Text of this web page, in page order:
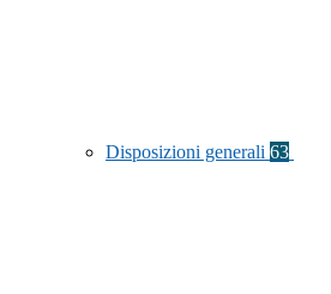
Disposizioni generali 63